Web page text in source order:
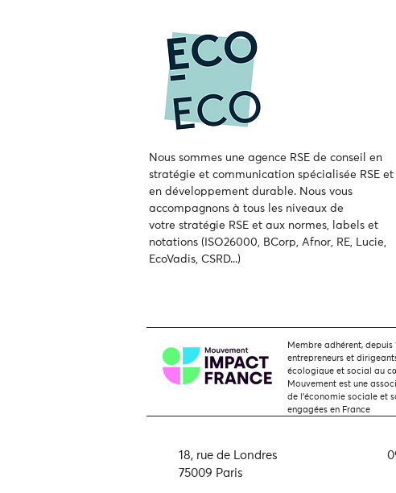
Nous sommes une agence RSE de conseil en
stratégie et communication spécialisée RSE et
en développement durable. Nous vous
accompagnons à tous les niveaux de
votrestratégie RSE et aux normes, labels et
notations (ISO26000, BCorp, Afnor, RE, Lucie,
EcoVadis, CSRD...)
Membre adhérent,
entrepreneurs et
écologique et social au
Mouvement est une
de l'économie sociale et
engagées en France
18, rue de Londres
75009 Paris